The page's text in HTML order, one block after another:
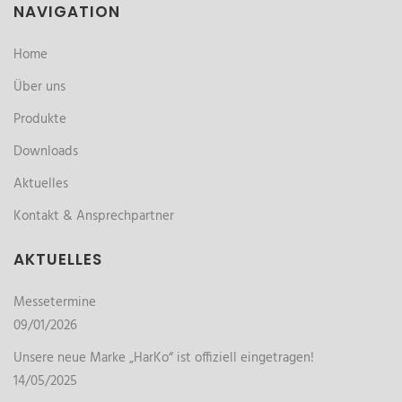
NAVIGATION
Home
Über uns
Produkte
Downloads
Aktuelles
Kontakt & Ansprechpartner
AKTUELLES
Messetermine
09/01/2026
Unsere neue Marke „HarKo“ ist offiziell eingetragen!
14/05/2025